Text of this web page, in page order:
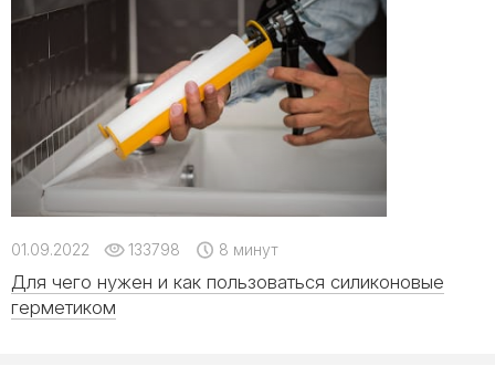
01.09.2022 133798 8 минут
Для чего нужен и как пользоваться силиконовые
герметиком